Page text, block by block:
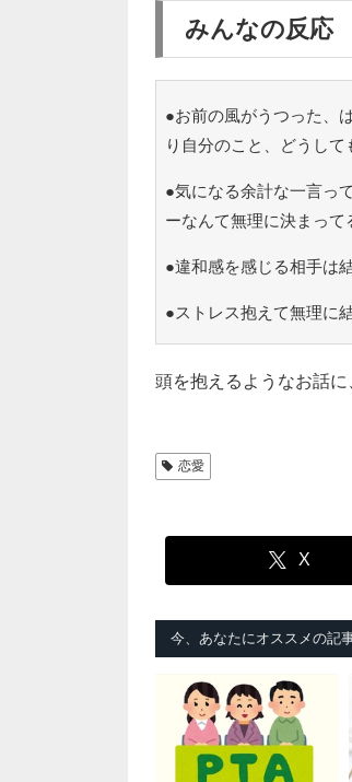
みんなの反応
●お前の風がうつった、
り自分のこと、どうし
●気になる余計な一言っ
ーなんて無理に決まっ
●違和感を感じる相手は
●ストレス抱えて無理に
頭を抱えるようなお話
恋愛
X
今、あなたにオススメの記